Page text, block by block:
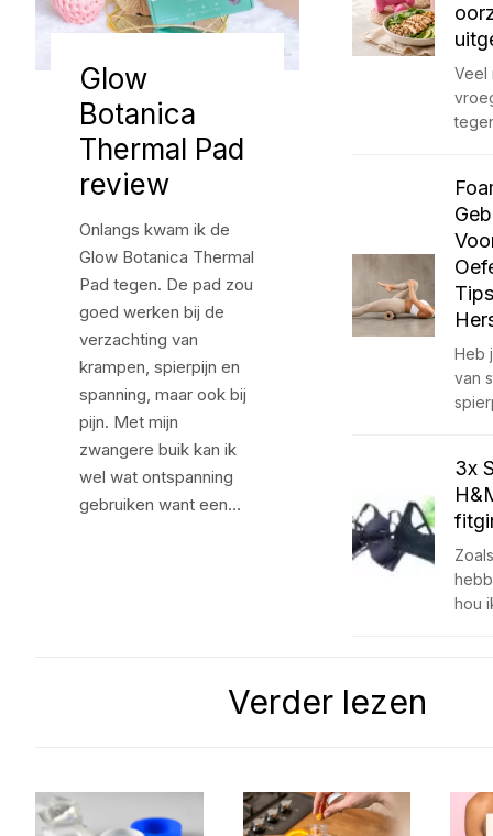
Glow
Botanica
Thermal Pad
review
Onlangs kwam ik de
Glow Botanica Thermal
Pad tegen. De pad zou
goed werken bij de
verzachting van
krampen, spierpijn en
spanning, maar ook bij
pijn. Met mijn
zwangere buik kan ik
wel wat ontspanning
gebruiken want een…
Veel
Heb
van
3x
hou
Verder lezen